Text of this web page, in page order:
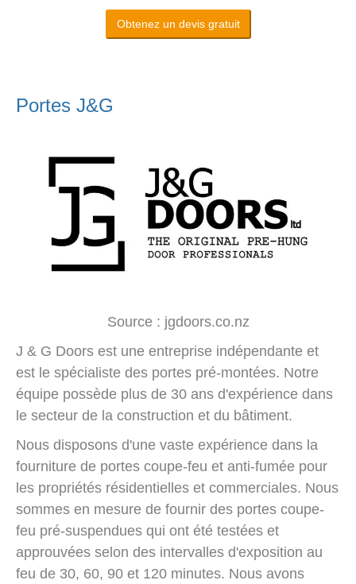
Obtenez un devis gratuit
Portes J&G
Source : jgdoors.co.nz
J & G Doors est une entreprise indépendante et
est le spécialiste des portes pré-montées. Notre
équipe possède plus de 30 ans d'expérience dans
le secteur de la construction et du bâtiment.
Nous disposons d'une vaste expérience dans la
fourniture de portes coupe-feu et anti-fumée pour
les propriétés résidentielles et commerciales. Nous
sommes en mesure de fournir des portes coupe-
feu pré-suspendues qui ont été testées et
approuvées selon des intervalles d'exposition au
feu de 30, 60, 90 et 120 minutes. Nous avons